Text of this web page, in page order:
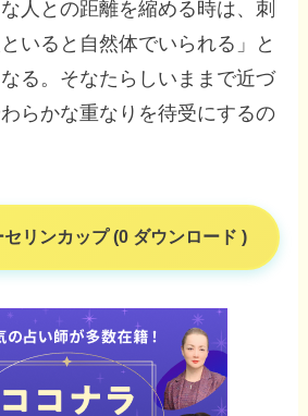
人との距離を縮める時は、刺
いると自然体でいられる」と
る。そなたらしいままで近づ
らかな重なりを待受にするの
リンカップ (0 ダウンロード )